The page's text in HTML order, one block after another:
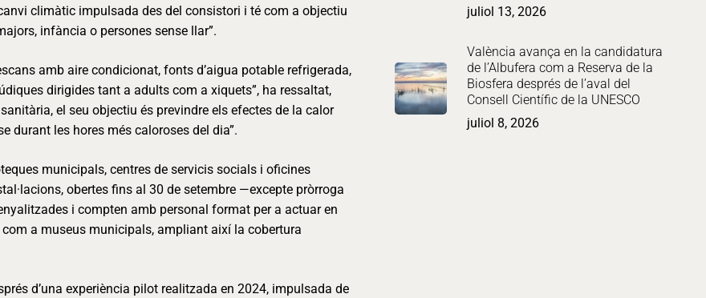
climàtic impulsada des del consistori i té com a objectiu
infància o persones sense llar”.
amb aire condicionat, fonts d’aigua potable refrigerada,
dirigides tant a adults com a xiquets”, ha ressaltat,
el seu objectiu és previndre els efectes de la calor
durant les hores més caloroses del dia”.
municipals, centres de servicis socials i oficines
obertes fins al 30 de setembre —excepte pròrroga
i compten amb personal format per a actuar en
a museus municipals, ampliant així la cobertura
d’una experiència pilot realitzada en 2024, impulsada de
juliol 13, 2026
València avança en la candidatura
de l’Albufera com a Reserva de la
Biosfera després de l’aval del
Consell Científic de la UNESCO
juliol 8, 2026